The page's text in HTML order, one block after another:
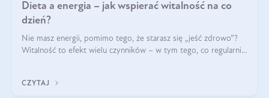
Dieta a energia – jak wspierać witalność na co
dzień?
Nie masz energii, pomimo tego, że starasz się „jeść zdrowo”?
Witalność to efekt wielu czynników – w tym tego, co regularnie
CZYTAJ